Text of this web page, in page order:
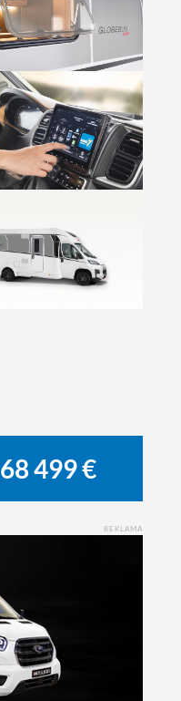
68 499 €
REKLAMA